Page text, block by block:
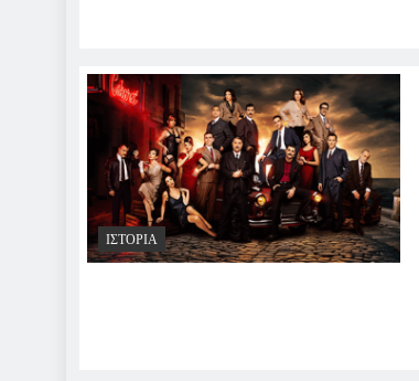
ΙΣΤΟΡΊΑ